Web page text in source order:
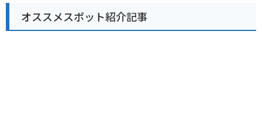
辺のワインディングロードは、景色も良く、ツーリング
コースとしても人気があります。 ただし、山間部のた
め、天候の変化には注意が必要です。 防寒対策や雨具の
オススメスポット紹介記事